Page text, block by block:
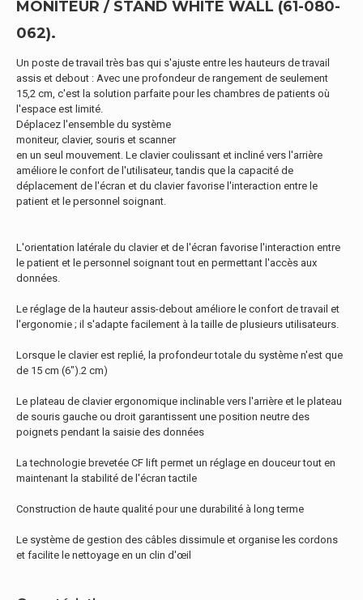
MONITEUR / STAND WHITE WALL (61-080-
062).
Un poste de travail très bas qui s'ajuste entre les hauteurs de travail
assis et debout : Avec une profondeur de rangement de seulement
15,2 cm, c'est la solution parfaite pour les chambres de patients où
l'espace est limité.
Déplacez l'ensemble du système
moniteur, clavier, souris et scanner
en un seul mouvement. Le clavier coulissant et incliné vers l'arrière
améliore le confort de l'utilisateur, tandis que la capacité de
déplacement de l'écran et du clavier favorise l'interaction entre le
patient et le personnel soignant.
L'orientation latérale du clavier et de l'écran favorise l'interaction entre
le patient et le personnel soignant tout en permettant l'accès aux
données.
Le réglage de la hauteur assis-debout améliore le confort de travail et
l'ergonomie ; il s'adapte facilement à la taille de plusieurs utilisateurs.
Lorsque le clavier est replié, la profondeur totale du système n'est que
de 15 cm (6").2 cm)
Le plateau de clavier ergonomique inclinable vers l'arrière et le plateau
de souris gauche ou droit garantissent une position neutre des
poignets pendant la saisie des données
La technologie brevetée CF lift permet un réglage en douceur tout en
maintenant la stabilité de l'écran tactile
Construction de haute qualité pour une durabilité à long terme
Le système de gestion des câbles dissimule et organise les cordons
et facilite le nettoyage en un clin d'œil